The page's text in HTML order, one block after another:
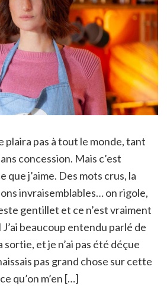
plaira pas à tout le monde, tant
concession. Mais c’est
j’aime. Des mots crus, la
invraisemblables… on rigole,
gentillet et ce n’est vraiment
beaucoup entendu parlé de
et je n’ai pas été déçue
pas grand chose sur cette
qu’on m’en […]